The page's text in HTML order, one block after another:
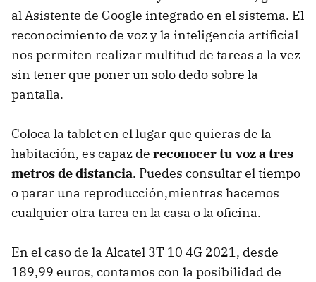
al Asistente de Google integrado en el sistema. El
reconocimiento de voz y la inteligencia artificial
nos permiten realizar multitud de tareas a la vez
sin tener que poner un solo dedo sobre la
pantalla.
Coloca la tablet en el lugar que quieras de la
habitación, es capaz de reconocer tu voz a tres
metros de distancia. Puedes consultar el tiempo
o parar una reproducción,mientras hacemos
cualquier otra tarea en la casa o la oficina.
En el caso de la Alcatel 3T 10 4G 2021, desde
189,99 euros, contamos con la posibilidad de